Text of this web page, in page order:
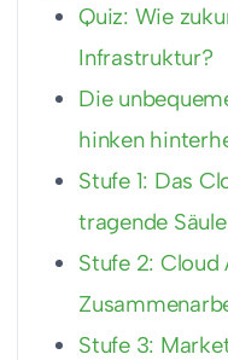
Quiz: Wie
Infrastruktur?
Die
hinken
Stufe 1: Das
tragende Säule
Stufe 2:
Stufe 3: